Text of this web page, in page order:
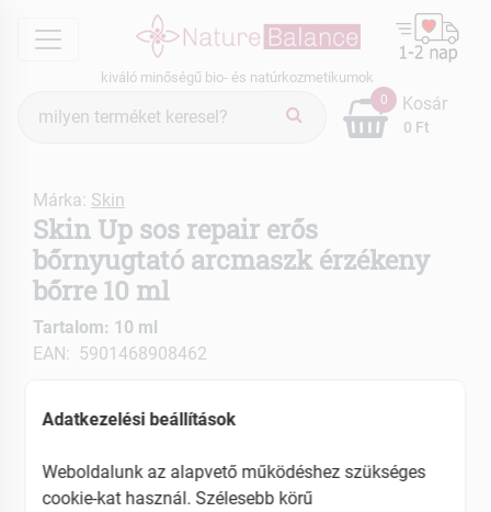
menu
kiváló minőségű bio- és natúrkozmetikumok
keresés
0
0 Ft
Kosár
Márka: Skin
Skin Up sos repair erős
bőrnyugtató arcmaszk érzékeny
bőrre 10 ml
Tartalom: 10 ml
EAN: 5901468908462
Adatkezelési beállítások
Weboldalunk az alapvető működéshez szükséges
cookie-kat használ. Szélesebb körű